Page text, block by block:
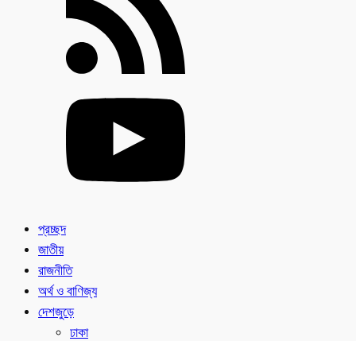
প্রচ্ছদ
জাতীয়
রাজনীতি
অর্থ ও বাণিজ্য
দেশজুড়ে
ঢাকা